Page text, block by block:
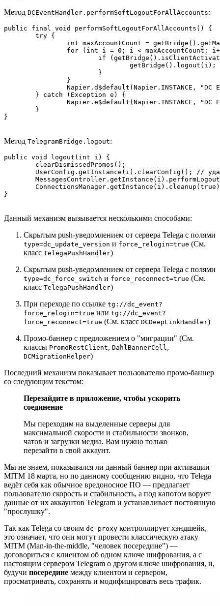
Метод DCEventHandler.performSoftLogoutForAllAccounts:
public final void performSoftLogoutForAllAccounts() {
Метод TelegramBridge.logout:
public void logout(int i) {
Данный механизм вызывается несколькими способами:
Скрытым push-уведомлением от сервера Telega c полями
type=dc_update_version и force_relogin=true (См.
класс TelegaPushHandler)
Скрытым push-уведомлением от сервера Telega c полями
type=dc_force_switch и force_reconnect=true (См.
класс TelegaPushHandler)
При переходе по ссылке tg://dc_event?
force_relogin=true или tg://dc_event?
force_reconnect=true (См. класс DCDeepLinkHandler)
Промо-баннер с предложением о "миграции" (См.
классы PromoRestClient, DahlBannerCell ,
DCMigrationHelper)
Последний механизм показывает пользователю промо-баннер
со следующим текстом:
Перезайдите в приложение, чтобы ускорить
соединение
Мы переходим на выделенные серверы для
максимальной скорости и стабильности звонков,
чатов и загрузки медиа. Вам нужно только
перезайти в свой аккаунт.
Мы не знаем, показывался ли данный баннер при активации
MITM 18 марта, но по данному сообщению видно, что Telega
ведёт себя как обычное вредоносное ПО — предлагает
пользователю скорость и стабильность, а под капотом ворует
данные от их аккаунтов Telegram и устанавливает постоянную
"прослушку".
Так как Telega со своим dc-proxy контроллирует хэндшейк,
это означает, что они могут провести классическую атаку
MITM (Man-in-the-middle, "человек посередине") —
договориться с клиентом об одном ключе шифрования, а с
настоящим сервером Telegram о другом ключе шифрования, и,
будучи посередине между клиентом и сервером,
просматривать, сохранять и модифицировать весь трафик.